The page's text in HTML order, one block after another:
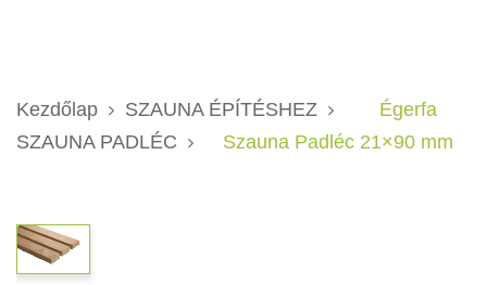
Kezdőlap
SZAUNA ÉPÍTÉSHEZ
SZAUNA PADLÉC
Égerfa
Szauna Padléc 21×90 mm